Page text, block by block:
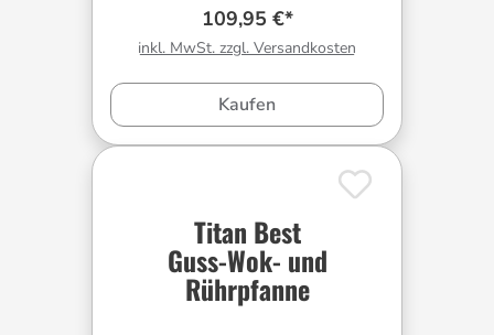
109,95 €*
inkl. MwSt. zzgl. Versandkosten
Kaufen
Titan Best
Guss-Wok- und
Rührpfanne